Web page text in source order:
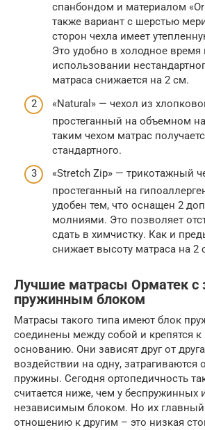
спанбондом и материалом
также вариант с шерстью
сторон чехла имеет
Это удобно в холодное время
использовании
матраса снижается на 2 см.
«Natural» — чехол из
простеганный на объемном
таким чехом матрас
стандартного.
«Stretch Zip» — трикотажный
простеганный на
удобен тем, что оснащен 2
молниями. Это позволяет
сдать в химчистку. Как и
снижает высоту матраса на 2
Лучшие матрасы Орматек с
пружинным блоком
Матрасы такого типа имеют блок
соединены между собой и крепятся
основанию. Они зависят друг от
воздействии на одну, затрагиваются
пружины. Сегодня ортопедичность
считается ниже, чем у беспружинных
независимым блоком. Но их
отношению к другим – это низкая